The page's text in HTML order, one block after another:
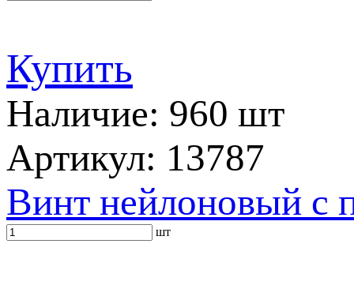
Купить
Наличие: 960 шт
Артикул: 13787
Винт нейлоновый с
шт